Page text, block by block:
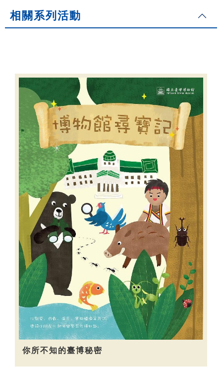
相關系列活動
你所不知的臺博秘密